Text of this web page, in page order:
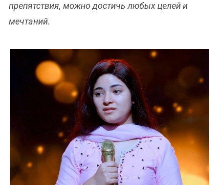
препятствия, можно достичь любых целей и
мечтаний.